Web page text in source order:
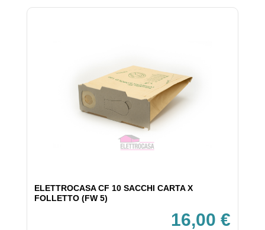
ELETTROCASA CF 10 SACCHI CARTA X
FOLLETTO (FW 5)
16,00 €